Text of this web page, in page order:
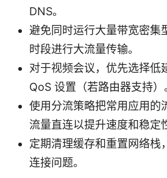
DNS。
避免同时运行大量带宽密集
时段进行大流量传输。
对于视频会议，优先选择低
QoS 设置（若路由器支持）
使用分流策略把常用应用的
流量直连以提升速度和稳定
定期清理缓存和重置网络栈
连接问题。